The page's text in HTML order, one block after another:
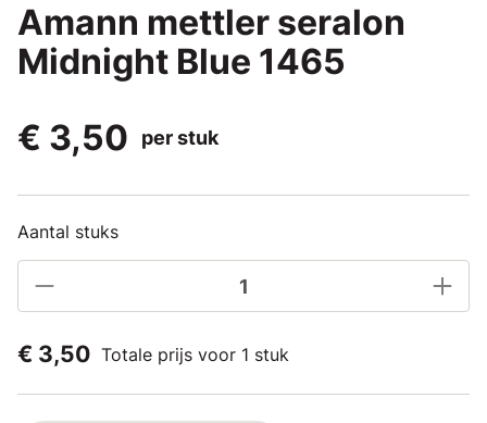
Amann mettler seralon
Midnight Blue 1465
€ 3,50
per stuk
Aantal stuks
€ 3,50 Totale prijs voor 1 stuk